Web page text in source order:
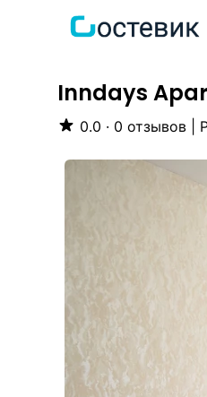
Inndays
0.0 · 0 отзывов